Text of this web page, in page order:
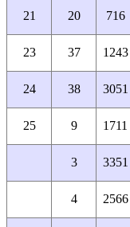
21 20 716
23 37 1243
24 38 3051
25 9 1711
3 3351
4 2566